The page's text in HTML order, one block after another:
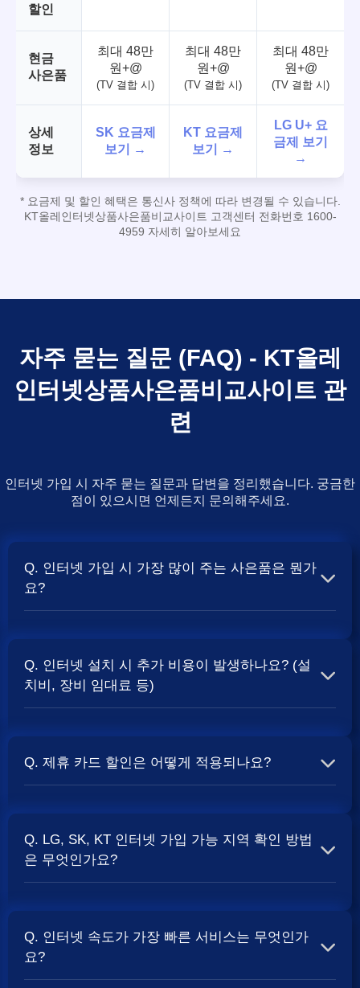
할인
현금
사은품
최대 48만
원+@
(TV 결합 시)
최대 48만
원+@
(TV 결합 시)
최대 48만
원+@
(TV 결합 시)
상세
정보
SK 요금제
보기 →
KT 요금제
보기 →
LG U+ 요
금제 보기
→
* 요금제 및 할인 혜택은 통신사 정책에 따라 변경될 수 있습니다.
KT올레인터넷상품사은품비교사이트 고객센터 전화번호 1600-
4959 자세히 알아보세요
자주 묻는 질문 (FAQ) - KT올레
인터넷상품사은품비교사이트 관
련
인터넷 가입 시 자주 묻는 질문과 답변을 정리했습니다. 궁금한
점이 있으시면 언제든지 문의해주세요.
Q. 인터넷 가입 시 가장 많이 주는 사은품은 뭔가
요?
보통 500Mbps 또는 1Gbps 인터넷을 TV와 결합하여 가입
할 때 현금 사은품및 상품권 혜택이 더 크게 지급되는 경향
Q. 인터넷 설치 시 추가 비용이 발생하나요? (설
치비, 장비 임대료 등)
청구되는 경우가 많습니다. 다만, 인터넷 상품 및 프로모션
Q. 제휴 카드 할인은 어떻게 적용되나요?
서 일정 금액이 할인됩니다. 할인 금액과 조건은 카드사 및
통신사 정책에 따라 다릅니다. 합리적인
Q. LG, SK, KT 인터넷 가입 가능 지역 확인 방법
은 무엇인가요?
스에서 주소를 입력하시면 가입 가능한 상품 및 속도를 확
인하실 수 있습니다. 설치 가능한 회선 종류(광랜, FTTH 등)
Q. 인터넷 속도가 가장 빠른 서비스는 무엇인가
요?